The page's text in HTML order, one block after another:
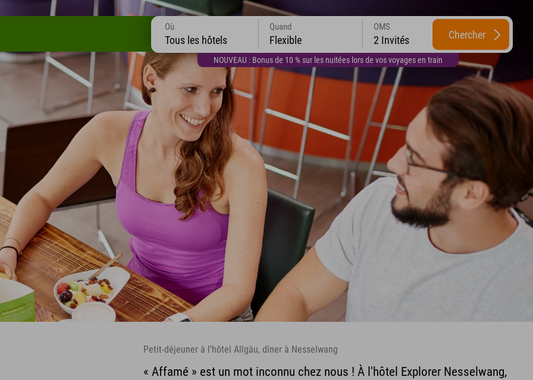
NOUVEAU : Bonus de 10 % sur les nuitées lors de vos voyages en train
Où
Tous les hôtels
Quand
Flexible
OMS
2 Invités Chercher
Petit-déjeuner à l’hôtel Allgäu, dîner à Nesselwang
« Affamé » est un mot inconnu chez nous ! À l'hôtel Explorer Nesselwang,